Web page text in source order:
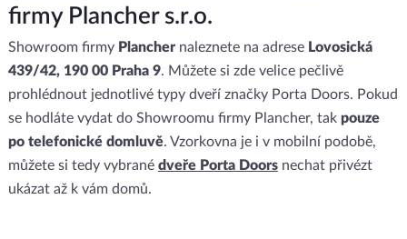
firmy Plancher s.r.o.
Showroom firmy Planchernaleznete na adrese Lovosická
439/42, 190 00 Praha 9. Můžete si zde velice pečlivě
prohlédnout jednotlivé typy dveří značky Porta Doors. Pokud
se hodláte vydat do Showroomu firmy Plancher, tak pouze
po telefonické domluvě. Vzorkovna je i v mobilní podobě,
můžete si tedy vybrané dveře Porta Doorsnechat přivézt
ukázat až k vám domů.